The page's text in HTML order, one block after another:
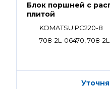
Блок поршней c
плитой
KOMATSU PC220-8
708-2L-06470, 708-